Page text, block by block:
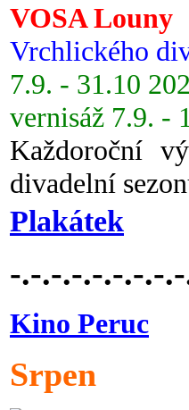
VOSA Louny
Vrchlického
7.9. - 31.10
vernisáž 7.9. -
Každoroční
divadelní
Plakátek
-.-.-.-.-.-.-.-
Kino Peruc
Srpen